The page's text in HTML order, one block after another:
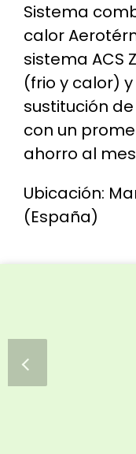
Sistema
calor
sistema ACS
(frio y calor)
sustitución
con un
ahorro al
Ubicación:
(España)